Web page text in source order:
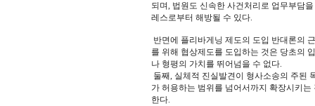
되며, 법원도 신속한 사건처리로 업무부담
레스로부터 해방될 수 있다.
반면에 플리바게닝 제도의 도입 반대론의
를 위해 협상제도를 도입하는 것은 당초의
나 형평의 가치를 뛰어넘을 수 없다.
둘째, 실체적 진실발견이 형사소송의 주된
가 허용하는 범위를 넘어서까지 확장시키
한다.